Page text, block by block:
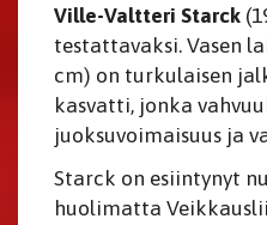
Ville-Valtteri Starck
testattavaksi. Vasen
cm) on turkulaisen
kasvatti, jonka
juoksuvoimaisuus ja
Starck on esiintynyt
huolimatta